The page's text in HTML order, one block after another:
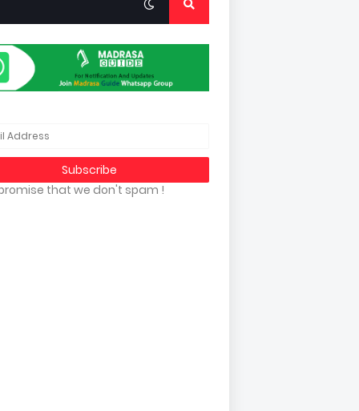
that we don't spam !